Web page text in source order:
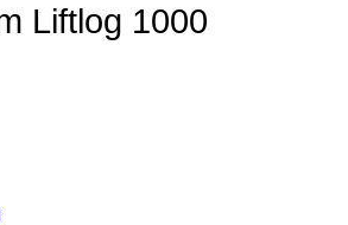
Liftlog 1000